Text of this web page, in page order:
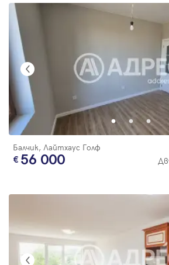
Балчик, Лайтхаус Голф
56 000